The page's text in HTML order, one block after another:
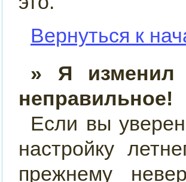
Вернуться к
» Я изменил
неправильное!
Если вы
настройку
прежнему